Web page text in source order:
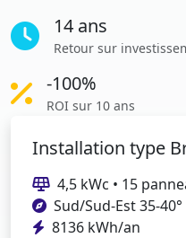
14 ans
Retour sur
-100%
ROI sur 10 ans
Installation type
4,5 kWc • 15
Sud/Sud-Est 35-40°
8136 kWh/an